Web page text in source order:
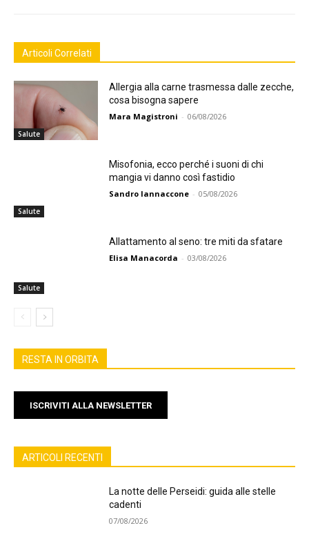
Articoli Correlati
Salute
Allergia alla carne trasmessa dalle zecche,
cosa bisogna sapere
Mara Magistroni - 06/08/2026
Salute
Misofonia, ecco perché i suoni di chi
mangia vi danno così fastidio
Sandro Iannaccone - 05/08/2026
Salute
Allattamento al seno: tre miti da sfatare
Elisa Manacorda - 03/08/2026
RESTA IN ORBITA
ISCRIVITI ALLA NEWSLETTER
ARTICOLI RECENTI
La notte delle Perseidi: guida alle stelle
cadenti
07/08/2026